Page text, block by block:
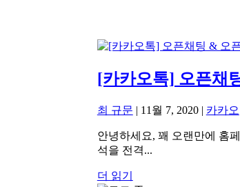
[카카오톡] 오픈채
최 규문 | 11월 7, 2020| 카카오
안녕하세요, 꽤 오랜만에 홈
석을 전격...
더 읽기